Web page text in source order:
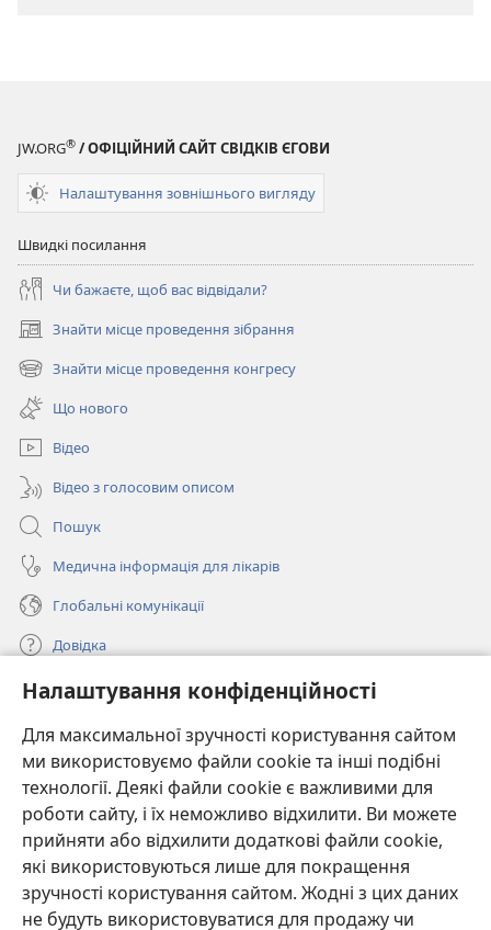
Налаштування конфіденційності
Для максимальної зручності користування сайтом
ми використовуємо файли cookie та інші подібні
технології. Деякі файли cookie є важливими для
роботи сайту, і їх неможливо відхилити. Ви можете
прийняти або відхилити додаткові файли cookie,
які використовуються лише для покращення
зручності користування сайтом. Жодні з цих даних
не будуть використовуватися для продажу чи
JW.ORG® / ОФІЦІЙНИЙ САЙТ СВІДКІВ ЄГОВИ
Налаштування зовнішнього вигляду
Швидкі посилання
Чи бажаєте, щоб вас відвідали?
Знайти місце проведення зібрання
(відкривається
у
новому
вікні)
Знайти місце проведення конгресу
(відкривається
новому
вікні)
Що нового
Відео
Відео з голосовим описом
Пошук
Медична інформація для лікарів
Глобальні комунікації
Довідка
Пожертви
(відкривається
у
новому
вікні)
ОНЛАЙН-БІБЛІОТЕКА Товариства «Вартова башта»™
(відкривається
у
новому
вікні)
JW Hub ®
(відкривається
у
новомуJW Library
Watchtower Library